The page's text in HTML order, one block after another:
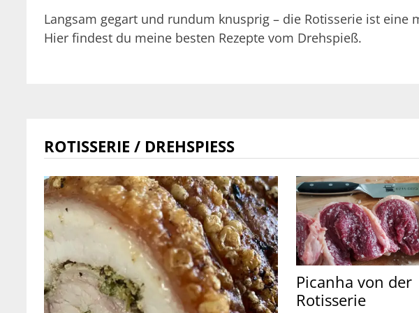
Langsam gegart und rundum knusprig – die Rotisserie ist eine
Hier findest du meine besten Rezepte vom Drehspieß.
ROTISSERIE / DREHSPIESS
Picanha von der
Rotisserie